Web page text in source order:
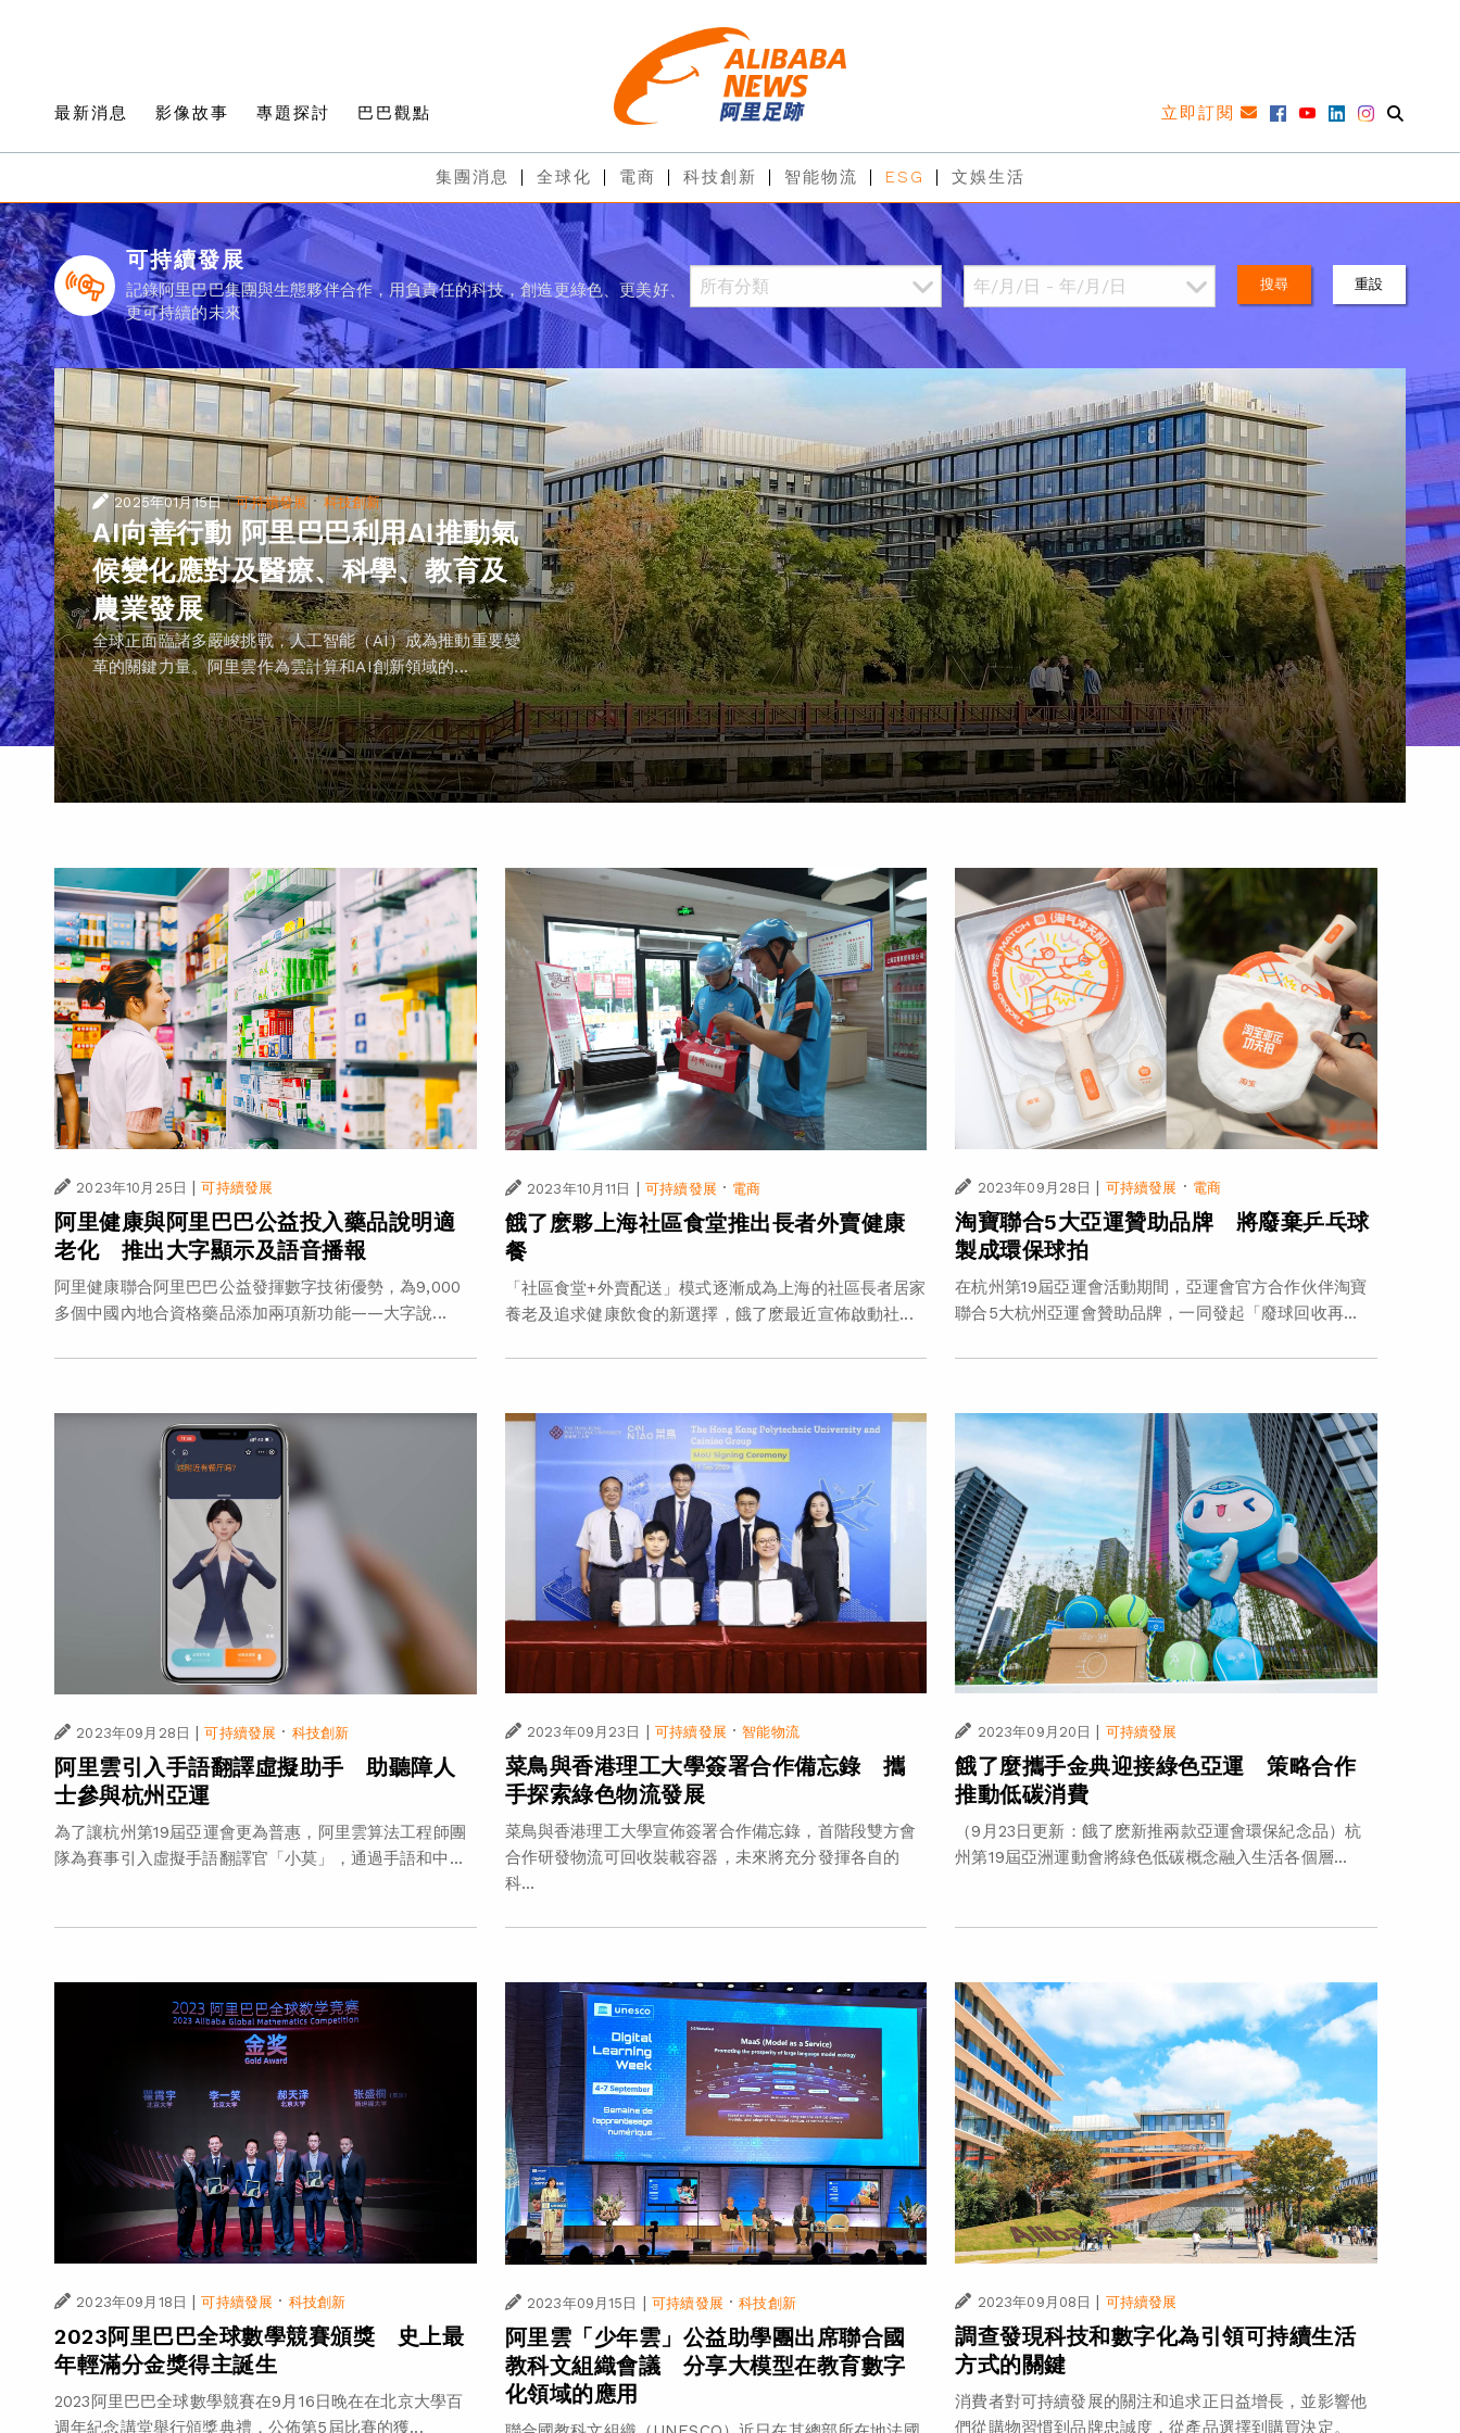
最新消息 影像故事 專題探討 巴巴觀點 立即訂閱
集團消息 全球化 電商 科技創新 智能物流 ESG 文娛生活
可持續發展
記錄阿里巴巴集團與生態夥伴合作，用負責任的科技，創造更綠色、更美好、
更可持續的未來
搜尋 重設
2025年01月15日 |可持續發展· 科技創新
AI向善行動 阿里巴巴利用AI推動氣
候變化應對及醫療、科學、教育及
農業發展
全球正面臨諸多嚴峻挑戰，人工智能（AI）成為推動重要變
革的關鍵力量。阿里雲作為雲計算和AI創新領域的...
2023年10月25日 | 可持續發展
阿里健康與阿里巴巴公益投入藥品說明適
老化 推出大字顯示及語音播報
阿里健康聯合阿里巴巴公益發揮數字技術優勢，為9,000
多個中國內地合資格藥品添加兩項新功能——大字說...
2023年10月11日 | 可持續發展 · 電商
餓了麽夥上海社區食堂推出長者外賣健康
餐
「社區食堂+外賣配送」模式逐漸成為上海的社區長者居家
養老及追求健康飲食的新選擇，餓了麽最近宣佈啟動社...
2023年09月28日 | 可持續發展 · 電商
淘寶聯合5大亞運贊助品牌 將廢棄乒乓球
製成環保球拍
在杭州第19屆亞運會活動期間，亞運會官方合作伙伴淘寶
聯合5大杭州亞運會贊助品牌，一同發起「廢球回收再...
2023年09月28日 | 可持續發展 · 科技創新
阿里雲引入手語翻譯虛擬助手 助聽障人
士參與杭州亞運
為了讓杭州第19屆亞運會更為普惠，阿里雲算法工程師團
隊為賽事引入虛擬手語翻譯官「小莫」，通過手語和中...
2023年09月23日 可持續發展 ·智能物流
菜鳥與香港理工大學簽署合作備忘錄 攜
手探索綠色物流發展
菜鳥與香港理工大學宣佈簽署合作備忘錄，首階段雙方會
合作研發物流可回收裝載容器，未來將充分發揮各自的
科...
2023年09月20日 可持續發展
餓了麼攜手金典迎接綠色亞運 策略合作
推動低碳消費
（9月23日更新：餓了麽新推兩款亞運會環保紀念品）杭
州第19屆亞洲運動會將綠色低碳概念融入生活各個層...
2023年09月18日 | 可持續發展 · 科技創新
2023阿里巴巴全球數學競賽頒獎 史上最
年輕滿分金獎得主誕生
2023阿里巴巴全球數學競賽在9月16日晚在在北京大學百
週年紀念講堂舉行頒獎典禮，公佈第5屆比賽的獲...
2023年09月15日 | 可持續發展 ·科技創新
阿里雲「少年雲」公益助學團出席聯合國
教科文組織會議 分享大模型在教育數字
化領域的應用
2023年09月08日 可持續發展
調查發現科技和數字化為引領可持續生活
方式的關鍵
消費者對可持續發展的關注和追求正日益增長，並影響他
們從購物習慣到品牌忠誠度，從產品選擇到購買決定。